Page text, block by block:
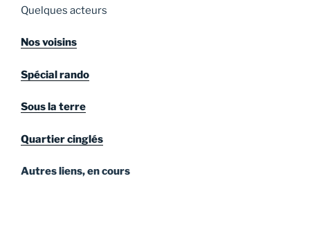
Quelques acteurs
Nos voisins
Spécial rando
Sous la terre
Quartier cinglés
Autres liens, en cours